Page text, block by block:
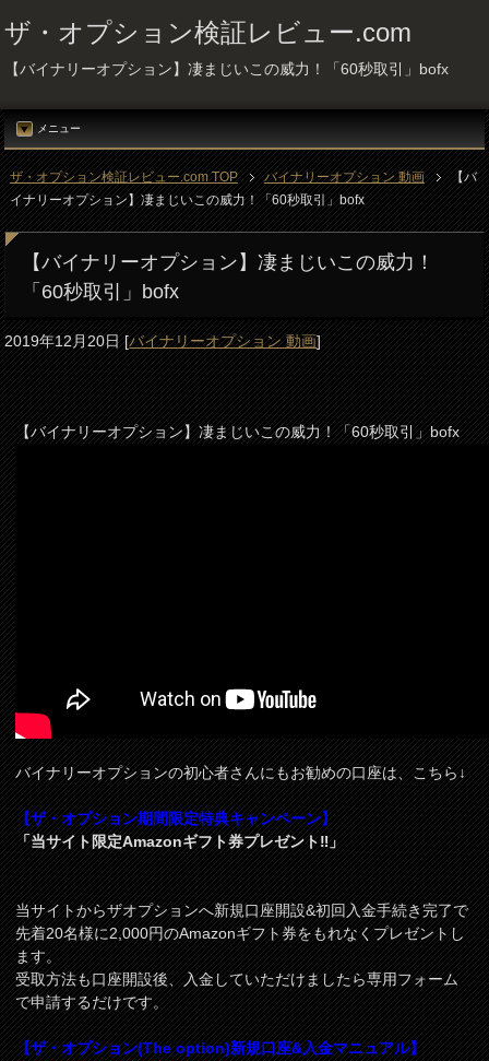
ザ・オプション検証レビュー.com
【バイナリーオプション】凄まじいこの威力！「60秒取引」bofx
メニュー
ザ・オプション検証レビュー.com TOP バイナリーオプション 動画
【バ
イナリーオプション】凄まじいこの威力！「60秒取引」bofx
【バイナリーオプション】凄まじいこの威力！
「60秒取引」bofx
2019年12月20日[バイナリーオプション 動画]
【バイナリーオプション】凄まじいこの威力！「60秒取引」bofx
バイナリーオプションの初心者さんにもお勧めの口座は、こちら↓
【ザ・オプション期間限定特典キャンペーン】
「当サイト限定Amazonギフト券プレゼント‼」
当サイトからザオプションへ新規口座開設&初回入金手続き完了で
先着20名様に2,000円のAmazonギフト券をもれなくプレゼントし
ます。
受取方法も口座開設後、入金していただけましたら専用フォーム
で申請するだけです。
【ザ・オプション(The option)新規口座&入金マニュアル】